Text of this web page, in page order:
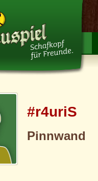
#r4uriS
Pinnwand